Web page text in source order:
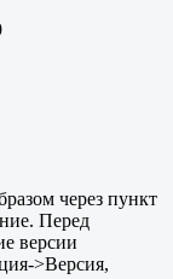
через пункт
Перед
версии
>Версия,